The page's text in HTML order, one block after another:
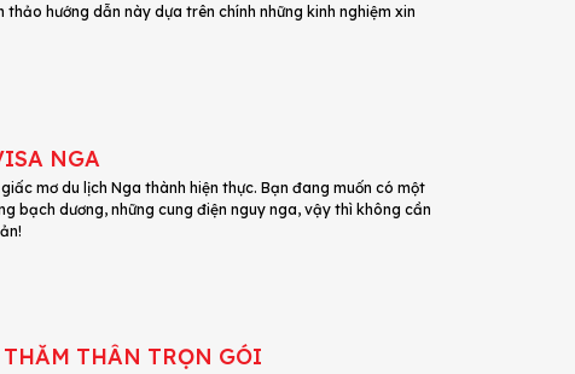
hướng dẫn này dựa trên chính những kinh nghiệm xin
NGA
mơ du lịch Nga thành hiện thực. Bạn đang muốn có một
bạch dương, những cung điện nguy nga, vậy thì không cần
THÂN TRỌN GÓI